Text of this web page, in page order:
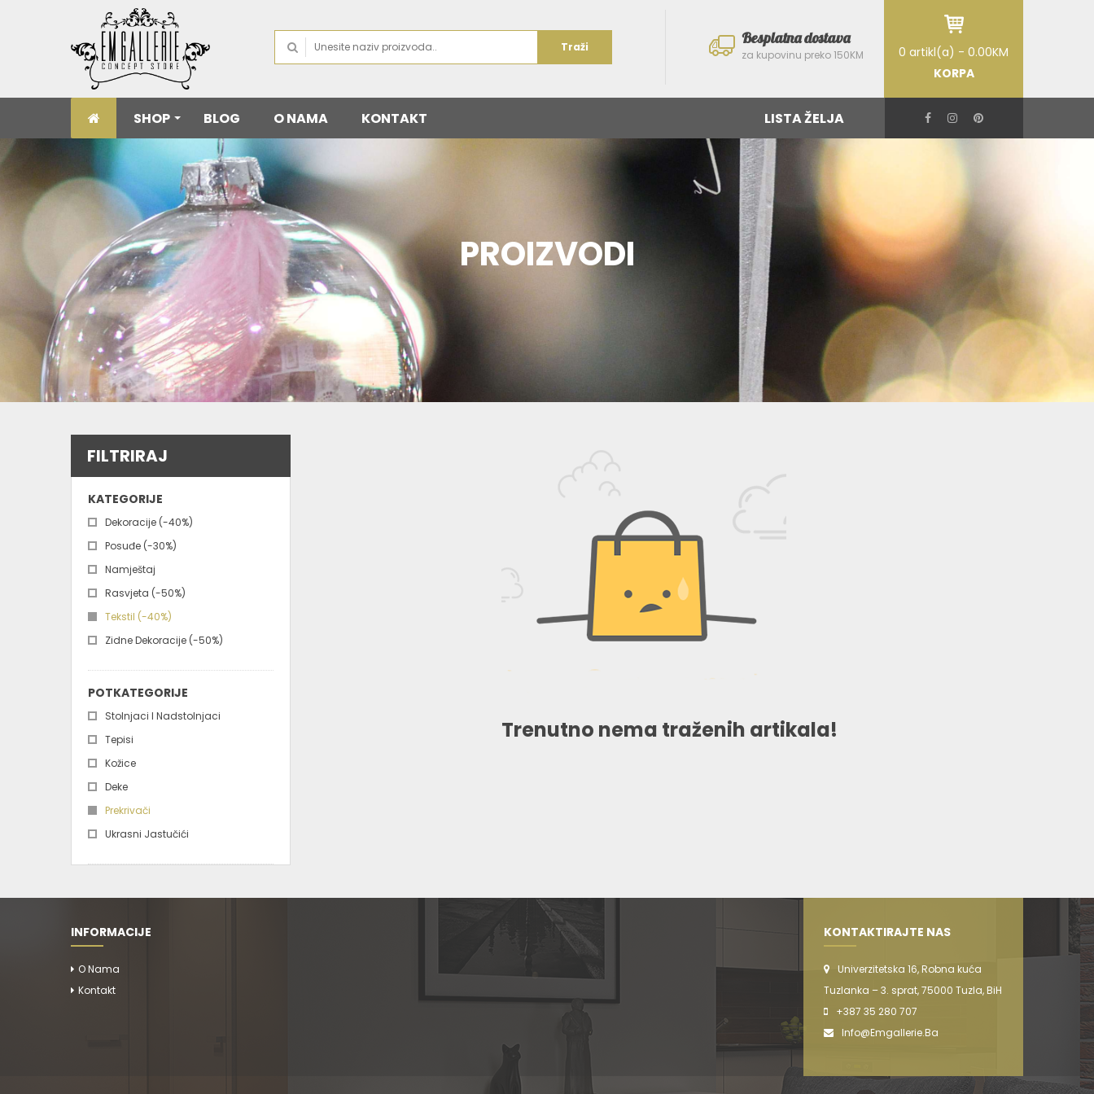
Traži Besplatna dostava
za kupovinu preko 150KM
0 artikl(a) - 0.00KM
KORPA
SHOP BLOG O NAMA KONTAKT LISTA ŽELJA
PROIZVODI
FILTRIRAJ
KATEGORIJE
Dekoracije (-40%)
Posuđe (-30%)
Namještaj
Rasvjeta (-50%)
Tekstil (-40%)
Zidne Dekoracije (-50%)
POTKATEGORIJE
Stolnjaci I Nadstolnjaci
Tepisi
Kožice
Deke
Prekrivači
Ukrasni Jastučići
Trenutno nema traženih artikala!
INFORMACIJE
O Nama
Kontakt
KONTAKTIRAJTE NAS
Univerzitetska 16, Robna kuća
Tuzlanka – 3. sprat, 75000 Tuzla, BiH
+387 35 280 707
Info@emgallerie.ba